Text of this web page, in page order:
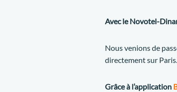
Avec le Novotel-
Nous venions de
directement sur Paris.
Grâce à l’application